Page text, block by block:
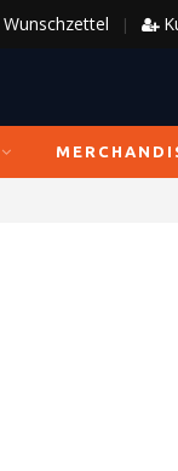
|
Wunschzettel